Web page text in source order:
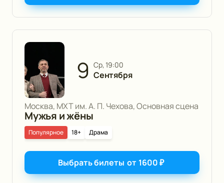
9 ср, 19:00
Сентября
Москва, МХТ им. А. П. Чехова, Основная сцена
Мужья и жёны
18+ Драма
Популярное
Выбрать билеты от 1600₽